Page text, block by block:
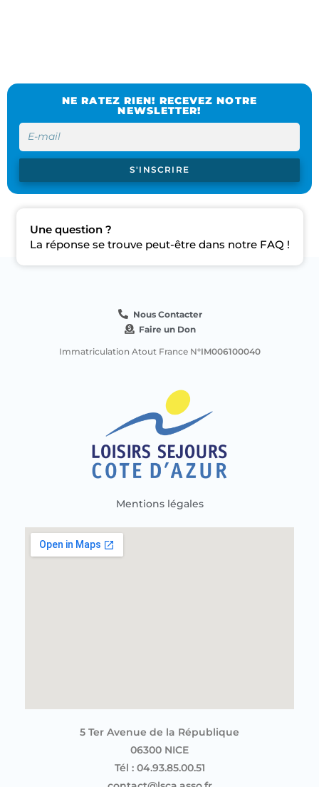
NE RATEZ RIEN! RECEVEZ NOTRE
NEWSLETTER!
S'INSCRIRE
Une question ?
La réponse se trouve peut-être dans notre FAQ !
Nous Contacter
Faire un Don
Immatriculation Atout France N°IM006100040
Mentions légales
5 Ter Avenue de la République
06300 NICE
Tél : 04.93.85.00.51